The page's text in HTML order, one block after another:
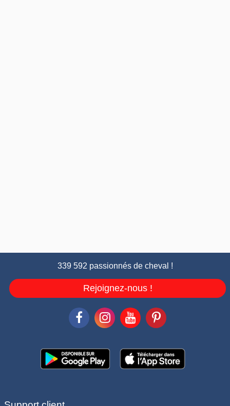
339 592 passionnés de cheval !
Rejoignez-nous !